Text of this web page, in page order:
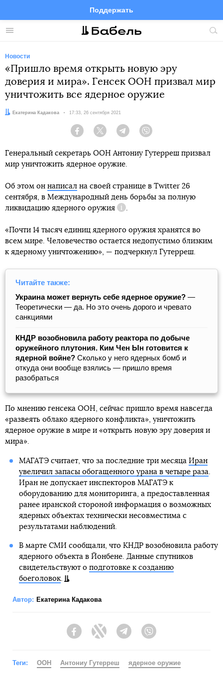
Меню
Поддержать
FacebookTelegramTwitter
Новости
«Пришло время открыть новую эру
доверия и мира». Генсек ООН призвал мир
уничтожить все ядерное оружие
Автор:Екатерина Кадакова Дата:
17:33, 26 сентября 2021
Facebook Twitter Telegram
Генеральный секретарь ООН Антониу Гутерреш призвал
мир уничтожить ядерное оружие.
Об этом он написал на своей странице в Twitter 26
сентября, в Международный день борьбы за полную
ликвидацию ядерного оружия
Справка
.
«Почти 14 тысяч единиц ядерного оружия хранятся во
всем мире. Человечество остается недопустимо близким
к ядерному уничтожению», — подчеркнул Гутерреш.
Читайте также:
Украина может вернуть себе ядерное оружие? —
Теоретически — да. Но это очень дорого и чревато
санкциями
КНДР возобновила работу реактора по добыче
оружейного плутония. Ким Чен Ын готовится к
ядерной войне? Сколько у него ядерных бомб и
откуда они вообще взялись — пришло время
разобраться
По мнению генсека ООН, сейчас пришло время навсегда
«развеять облако ядерного конфликта», уничтожить
ядерное оружие в мире и «открыть новую эру доверия и
мира».
МАГАТЭ считает, что за последние три месяца Иран
увеличил запасы обогащенного урана в четыре раза.
Иран не допускает инспекторов МАГАТЭ к
оборудованию для мониторинга, а предоставленная
ранее иранской стороной информация о возможных
ядерных объектах технически несовместима с
результатами наблюдений.
В марте СМИ сообщали, что КНДР возобновила работу
ядерного объекта в Йонбене. Данные спутников
свидетельствуют о подготовке к созданию
боеголовок.
Автор: Екатерина Кадакова
FacebookTwitter Telegram
Теги: ООН Антониу Гутерреш ядерное оружие